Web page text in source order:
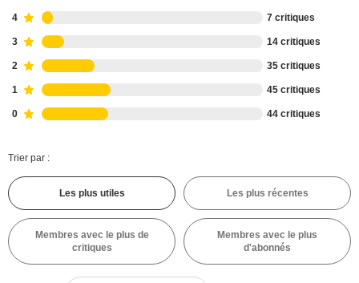
4 7 critiques
3 14 critiques
2 35 critiques
1 45 critiques
0 44 critiques
Trier par :
Les plus utiles Les plus récentes
Membres avec le plus de
critiques
Membres avec le plus
d'abonnés